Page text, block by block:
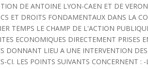
DE ANTOINE LYON-CAEN ET DE
ET DROITS FONDAMENTAUX DANS LA
TEMPS LE CHAMP DE L'ACTION
ECONOMIQUES DIRECTEMENT PRISES
DONNANT LIEU A UNE INTERVENTION
CI. LES POINTS SUIVANTS CONCERNENT